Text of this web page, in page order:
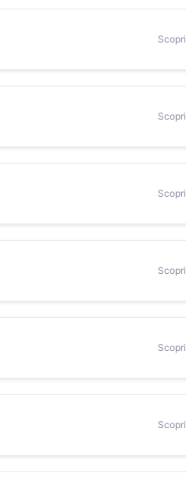
Scopri
Scopri
Scopri
Scopri
Scopri
Scopri